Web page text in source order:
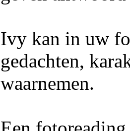
Ivy kan in uw
gedachten,
waarnemen.